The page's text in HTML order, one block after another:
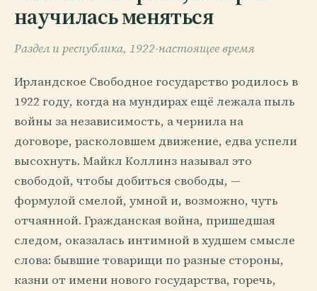
научилась меняться
Раздел и республика, 1922-настоящее время
Ирландское Свободное государство родилось в
1922 году, когда на мундирах ещё лежала пыль
войны за независимость, а чернила на
договоре, расколовшем движение, едва успели
высохнуть. Майкл Коллинз называл это
свободой, чтобы добиться свободы, —
формулой смелой, умной и, возможно, чуть
отчаянной. Гражданская война, пришедшая
следом, оказалась интимной в худшем смысле
слова: бывшие товарищи по разные стороны,
казни от имени нового государства, горечь,